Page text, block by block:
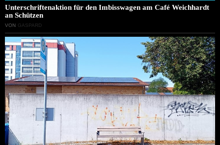
Unterschriftenaktion für den Imbisswagen am Café Weichhardt
an Schützen
VON GASPARD